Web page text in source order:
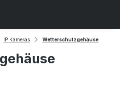
IP Kameras Wetterschutzgehäuse